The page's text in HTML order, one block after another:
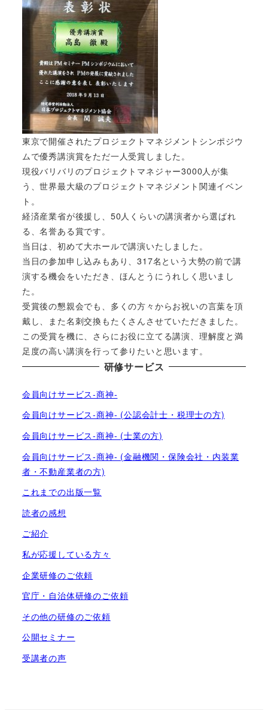
東京で開催されたプロジェクトマネジメントシンポジウ
ムで優秀講演賞をただ一人受賞しました。
現役バリバリのプロジェクトマネジャー3000人が集
う、世界最大級のプロジェクトマネジメント関連イベン
ト。
経済産業省が後援し、50人くらいの講演者から選ばれ
る、名誉ある賞です。
当日は、初めて大ホールで講演いたしました。
当日の参加申し込みもあり、317名という大勢の前で講
演する機会をいただき、ほんとうにうれしく思いまし
た。
受賞後の懇親会でも、多くの方々からお祝いの言葉を頂
戴し、また名刺交換もたくさんさせていただきました。
この受賞を機に、さらにお役に立てる講演、理解度と満
足度の高い講演を行って参りたいと思います。
研修サービス
会員向けサービス-商神-
会員向けサービス-商神- (公認会計士・税理士の方)
会員向けサービス-商神- (士業の方)
会員向けサービス-商神- (金融機関・保険会社・内装業
者・不動産業者の方)
これまでの出版一覧
読者の感想
ご紹介
私が応援している方々
企業研修のご依頼
官庁・自治体研修のご依頼
その他の研修のご依頼
公開セミナー
受講者の声